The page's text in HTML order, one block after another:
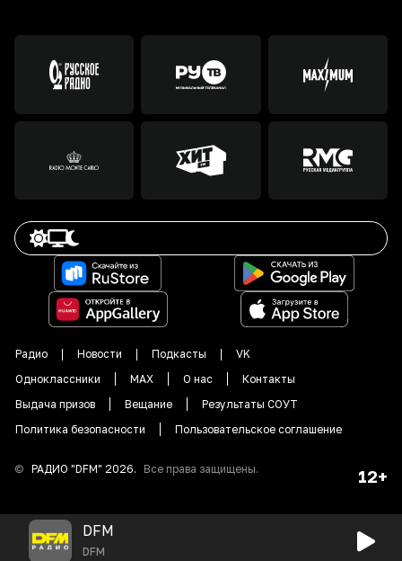
Радио Новости Подкасты
VK
Одноклассники
MAX О нас
Контакты
Выдача призов
Вещание
Результаты СОУТ
Политика безопасности
Пользовательское соглашение
© РАДИО "DFM" 2026. Все права защищены. 12+
DFM
DFM